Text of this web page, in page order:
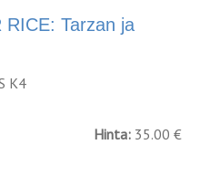
RICE: Tarzan ja
K4
Hinta: 35.00 €